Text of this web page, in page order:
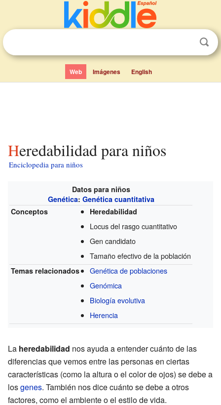
Web Imágenes English
Heredabilidad para niños
Enciclopedia para niños
Datos para niños
Genética: Genética cuantitativa
Conceptos
Heredabilidad
Locus del rasgo cuantitativo
Gen candidato
Tamaño efectivo de la población
Temas relacionados
Genética de poblaciones
Genómica
Biología evolutiva
Herencia
La heredabilidad nos ayuda a entender cuánto de las
diferencias que vemos entre las personas en ciertas
características (como la altura o el color de ojos) se debe a
losgenes. También nos dice cuánto se debe a otros
factores, como el ambiente o el estilo de vida.